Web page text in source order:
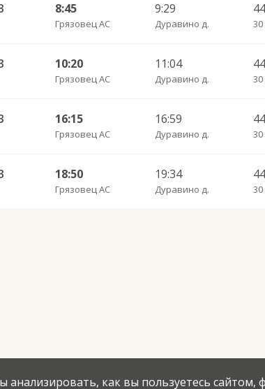
8:45
Грязовец АС
9:29
Дуравино д.
10:20
Грязовец АС
11:04
Дуравино д.
16:15
Грязовец АС
16:59
Дуравино д.
18:50
Грязовец АС
19:34
Дуравино д.
анализировать, как вы пользуетесь